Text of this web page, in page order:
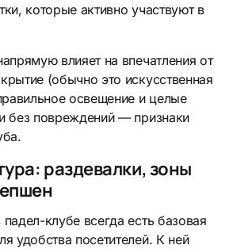
которые активно участвуют в
влияет на впечатления от
(обычно это искусственная
освещение и целые
без повреждений — признаки
раздевалки, зоны
клубе всегда есть базовая
удобства посетителей. К ней